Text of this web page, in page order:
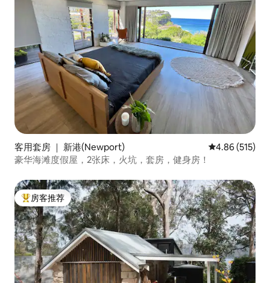
客用套房 ｜ 新港(Newport) 平均评分 4.86
4.86 (515)
豪华海滩度假屋，2张床，火坑，套房，健身房！
热门「房客推荐」
房客推荐